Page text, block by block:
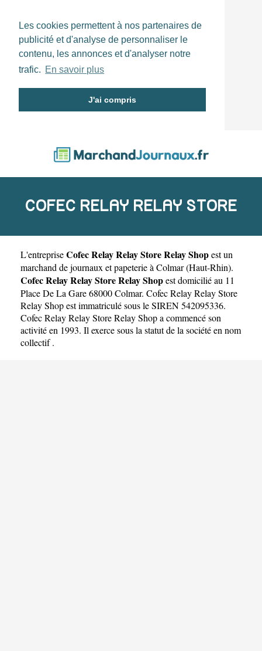
Les cookies permettent à nos partenaires de
publicité et d'analyse de personnaliser le
contenu, les annonces et d'analyser notre
trafic. En savoir plus
J'ai compris
COFEC RELAY RELAY STORE
RELAY SHOP
L'entrepriseCofec Relay Relay Store Relay Shopest un
marchand de journaux et papeterie à Colmar(Haut-Rhin).
Cofec Relay Relay Store Relay Shopest domicilié au 11
Place De La Gare 68000 Colmar. Cofec Relay Relay Store
Relay Shop est immatriculé sous le SIREN 542095336.
Cofec Relay Relay Store Relay Shop a commencé son
activité en 1993. Il exerce sous la statut de la société en nom
collectif .